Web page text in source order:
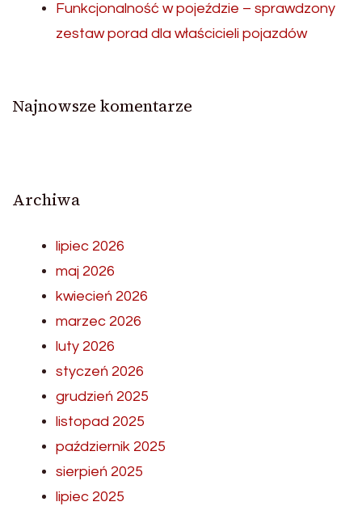
Funkcjonalność w pojeździe – sprawdzony
zestaw porad dla właścicieli pojazdów
Najnowsze komentarze
Archiwa
lipiec 2026
maj 2026
kwiecień 2026
marzec 2026
luty 2026
styczeń 2026
grudzień 2025
listopad 2025
październik 2025
sierpień 2025
lipiec 2025